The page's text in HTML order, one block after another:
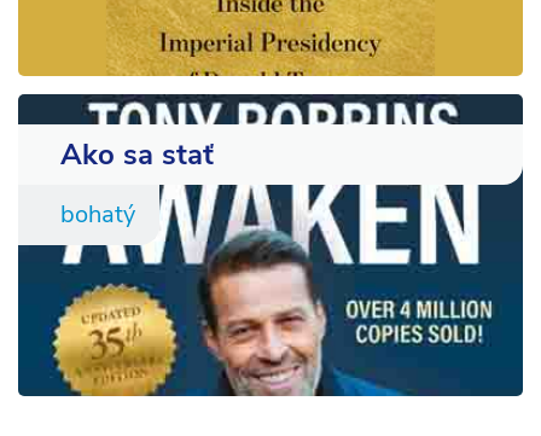
Ako sa stať
bohatý